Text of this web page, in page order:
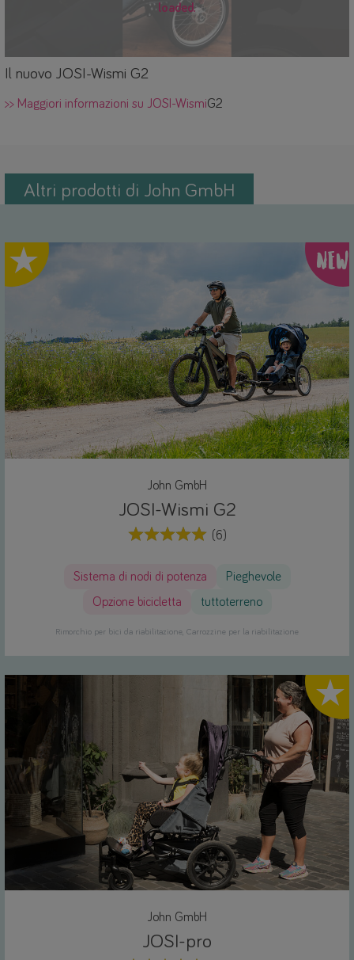
loaded.
Il nuovo JOSI-Wismi G2
>> Maggiori informazioni su JOSI-WismiG2
Altri prodotti di John GmbH
NEW
John GmbH
JOSI-Wismi G2
(6)
Sistema di nodi di potenza
Pieghevole
Opzione bicicletta
tuttoterreno
Rimorchio per bici da riabilitazione Carrozzine per la riabilitazione
John GmbH
JOSI-pro